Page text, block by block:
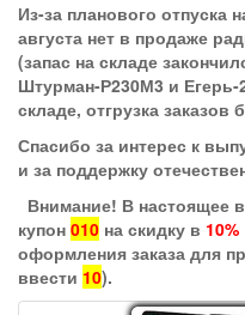
Из-за планового отпуска
августа нет в продаже
(запас на складе
Штурман-Р230М3 и Егерь-
складе, отгрузка заказов
Спасибо за интерес к
и за поддержку
Внимание! В настоящее
купон 010 на скидку в 10%
оформления заказа для
ввести 10).